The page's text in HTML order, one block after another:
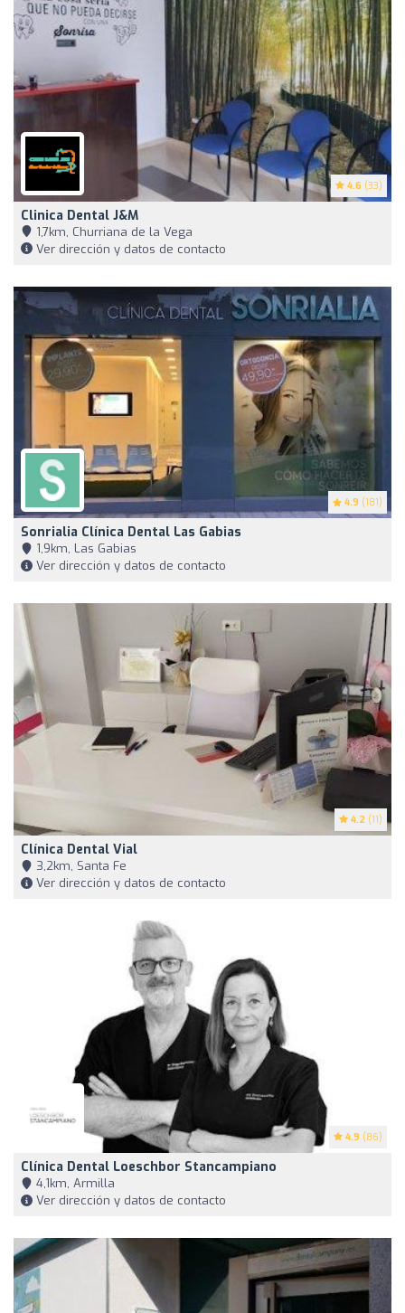
4.6 (33)
Clinica Dental J&M
1,7km, Churriana de la Vega
Ver dirección y datos de contacto
4.9 (181)
Sonrialia Clínica Dental Las Gabias
1,9km, Las Gabias
Ver dirección y datos de contacto
4.2 (11)
Clínica Dental Vial
3,2km, Santa Fe
Ver dirección y datos de contacto
4.9 (86)
Clínica Dental Loeschbor Stancampiano
4,1km, Armilla
Ver dirección y datos de contacto